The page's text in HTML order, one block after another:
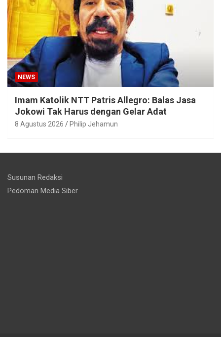
NEWS
Imam Katolik NTT Patris Allegro: Balas Jasa
Jokowi Tak Harus dengan Gelar Adat
8 Agustus 2026 Philip Jehamun
Susunan Redaksi
Pedoman Media Siber